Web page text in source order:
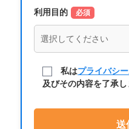
利用目的 必須
私はプライバシ
及びその内容を了承し